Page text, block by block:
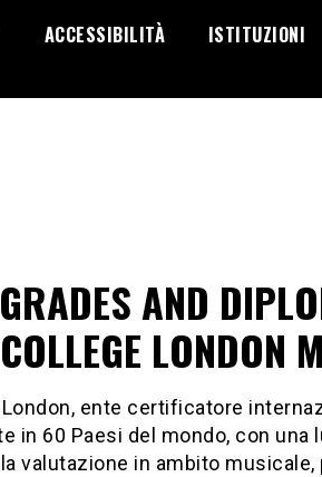
ACCESSIBILITÀ ISTITUZIONI
AND
LONDON
ente certificatore
in 60 Paesi del mondo, con una
valutazione in ambito musicale,